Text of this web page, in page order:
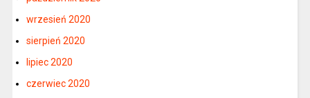
wrzesień 2020
sierpień 2020
lipiec 2020
czerwiec 2020